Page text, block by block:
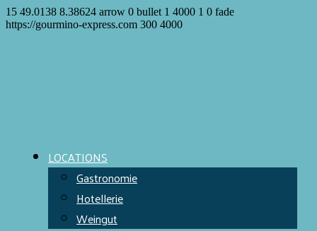
15 49.0138 8.38624 arrow 0 bullet 1 4000 1 0 fade
https://gourmino-express.com 300 4000
LOCATIONS
Gastronomie
Hotellerie
Weingut